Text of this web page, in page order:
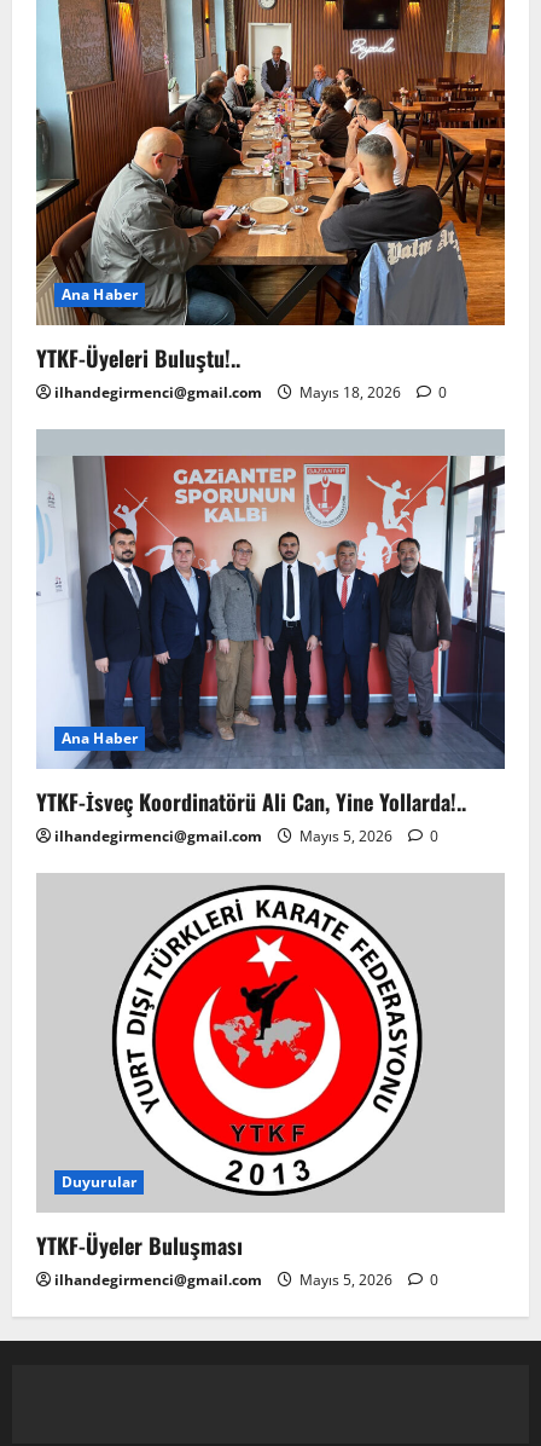
Ana Haber
YTKF-Üyeleri Buluştu!..
ilhandegirmenci@gmail.com Mayıs 18, 2026 0
Ana Haber
YTKF-İsveç Koordinatörü Ali Can, Yine Yollarda!..
ilhandegirmenci@gmail.com Mayıs 5, 2026 0
Duyurular
YTKF-Üyeler Buluşması
ilhandegirmenci@gmail.com Mayıs 5, 2026 0